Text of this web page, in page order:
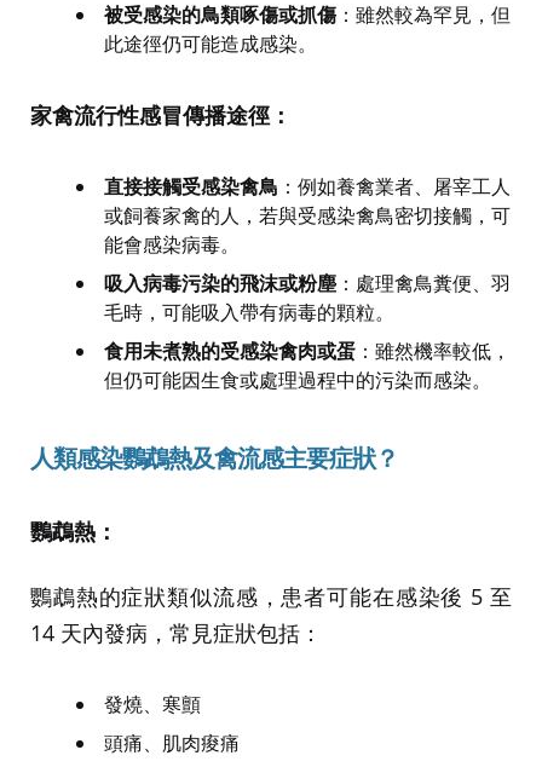
被受感染的鳥類啄傷或抓傷：雖然較為罕見，但
此途徑仍可能造成感染。
家禽流行性感冒傳播途徑：
直接接觸受感染禽鳥 ：例如養禽業者、屠宰工人
或飼養家禽的人，若與受感染禽鳥密切接觸，可
能會感染病毒。
吸入病毒污染的飛沫或粉塵：處理禽鳥糞便、羽
毛時，可能吸入帶有病毒的顆粒。
食用未煮熟的受感染禽肉或蛋 ：雖然機率較低，
但仍可能因生食或處理過程中的污染而感染。
人類感染鸚鵡熱及禽流感主要症狀？
鸚鵡熱：
鸚鵡熱的症狀類似流感，患者可能在感染後 5 至
14 天內發病，常見症狀包括：
發燒、寒顫
頭痛、肌肉痠痛